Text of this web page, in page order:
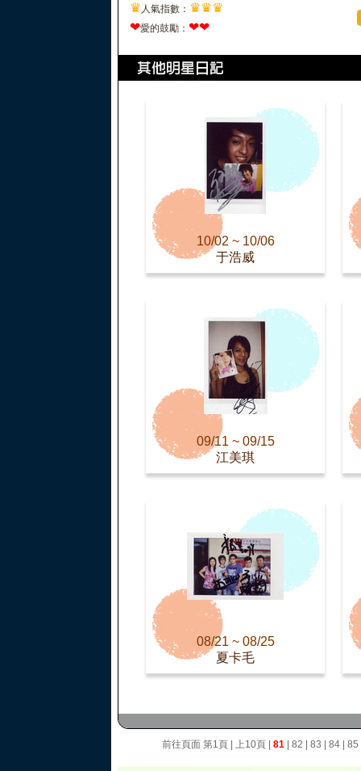
♛ 人氣指數： ♛♛♛
❤愛的鼓勵： ❤❤
10/02 ~ 10/06
于浩威
09/11 ~ 09/15
江美琪
08/21 ~ 08/25
夏卡毛
前往頁面 第1頁 上10頁 81 82 83 84 85